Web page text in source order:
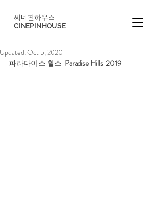
씨네핀하우스
CINEPINHOUSE
Updated: Oct 5, 2020
파라다이스 힐스 Paradise Hills  2019